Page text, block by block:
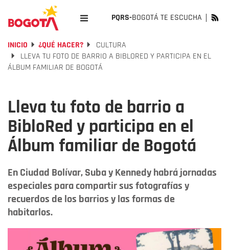
PQRS-BOGOTÁ TE ESCUCHA
INICIO ¿QUÉ HACER?
CULTURA
LLEVA TU FOTO DE BARRIO A BIBLORED Y PARTICIPA EN EL
ÁLBUM FAMILIAR DE BOGOTÁ
Lleva tu foto de barrio a
BibloRed y participa en el
Álbum familiar de Bogotá
En Ciudad Bolívar, Suba y Kennedy habrá jornadas
especiales para compartir sus fotografías y
recuerdos de los barrios y las formas de
habitarlos.